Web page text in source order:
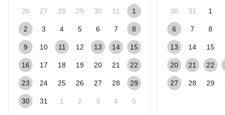
26 27 28 29 30 31 1
2 3 4 5 6 7 8
9 10 11 12 13 14 15
16 17 18 19 20 21 22
23 24 25 26 27 28 29
30 31 1 2 3 4 5
30 31 1
6 7 8
13 14 15
20 21 22
27 28 29